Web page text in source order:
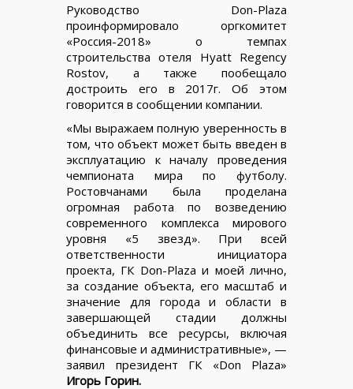
Руководство Don-Plaza
проинформировало оргкомитет
«Россия-2018» о темпах
строительства отеля Hyatt Regency
Rostov, а также пообещало
достроить его в 2017г. Об этом
говорится в сообщении компании.
«Мы выражаем полную уверенность в
том, что объект может быть введен в
эксплуатацию к началу проведения
чемпионата мира по футболу.
Ростовчанами была проделана
огромная работа по возведению
современного комплекса мирового
уровня «5 звезд». При всей
ответственности инициатора
проекта, ГК Don-Plaza и моей лично,
за создание объекта, его масштаб и
значение для города и области в
завершающей стадии должны
объединить все ресурсы, включая
финансовые и административные», —
заявил президент ГК «Don Plaza»
Игорь Горин.